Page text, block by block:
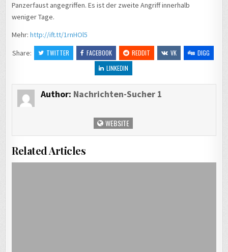
Panzerfaust angegriffen. Es ist der zweite Angriff innerhalb
weniger Tage.
Mehr:http://ift.tt/1rnHOl5
Share:
TWITTER FACEBOOK REDDIT VK
DIGG
LINKEDIN
Author: Nachrichten-Sucher 1
WEBSITE
Related Articles